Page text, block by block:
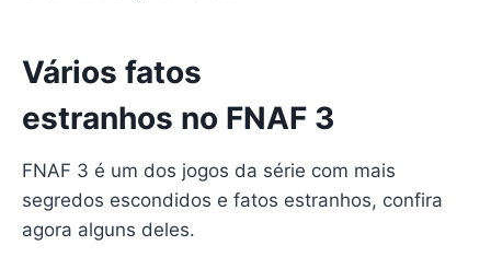
Vários fatos
estranhos no FNAF 3
FNAF 3 é um dos jogos da série com mais
segredos escondidos e fatos estranhos, confira
agora alguns deles.